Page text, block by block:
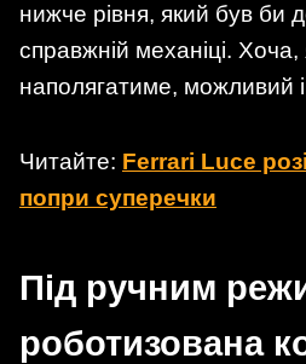
нижче рівня, який був би
справжній механіці.
наполягатиме, можливий
Читайте: Ferrari Luce
попри суперечки
Під ручним
роботизована